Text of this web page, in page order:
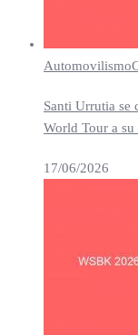
Automovilismo
Santi Urrutia se
World Tour a
17/06/2026